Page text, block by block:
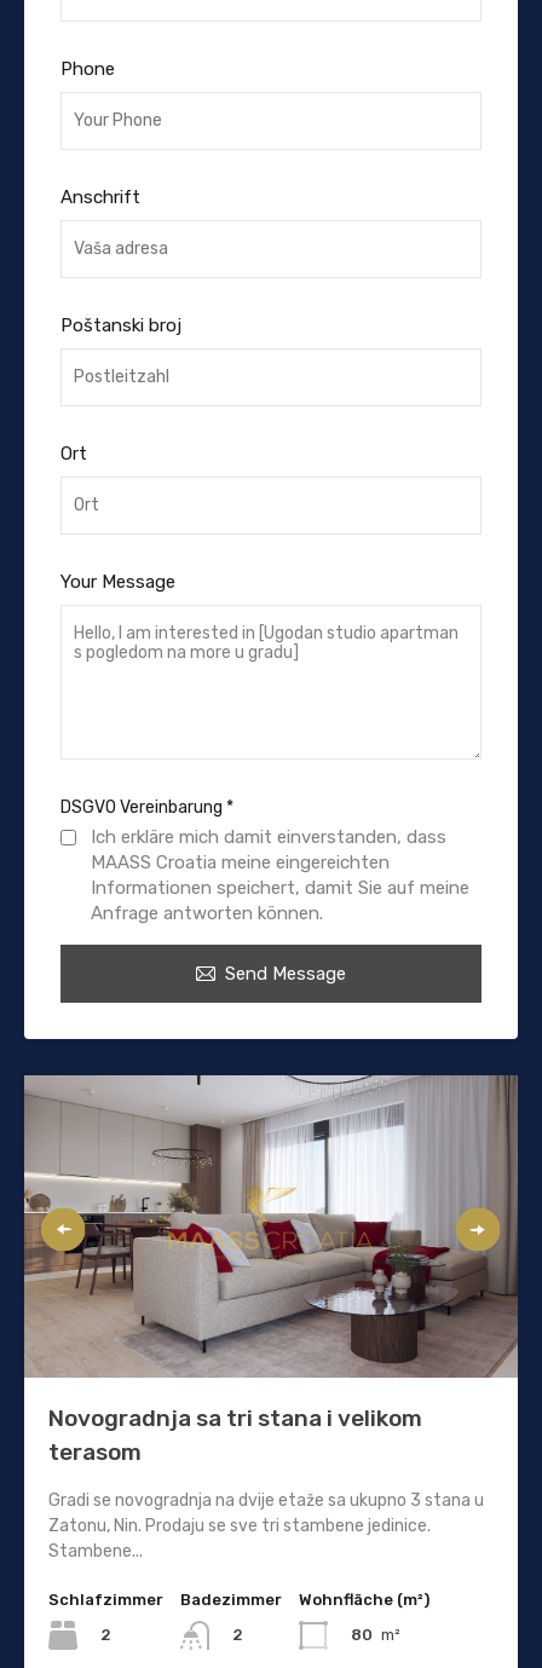
Phone
Anschrift
Poštanski broj
Ort
Your Message
DSGVO Vereinbarung *
Ich erkläre mich damit einverstanden, dass
MAASS Croatia meine eingereichten
Informationen speichert, damit Sie auf meine
Anfrage antworten können.
Send Message
Novogradnja sa tri stana i velikom
terasom
Gradi se novogradnja na dvije etaže sa ukupno 3 stana u
Zatonu, Nin. Prodaju se sve tri stambene jedinice.
Stambene...
Schlafzimmer
2
Badezimmer
2
Wohnfläche (m²)
80 m²